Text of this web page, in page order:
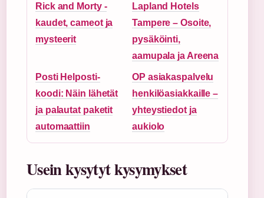
Rick and Morty -
kaudet, cameot ja
mysteerit
Lapland Hotels
Tampere – Osoite,
pysäköinti,
aamupala ja Areena
Posti Helposti-
koodi: Näin lähetät
ja palautat paketit
automaattiin
OP asiakaspalvelu
henkilöasiakkaille –
yhteystiedot ja
aukiolo
Usein kysytyt kysymykset